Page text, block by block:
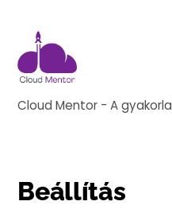
content
Cloud Mentor - A
Beállítás